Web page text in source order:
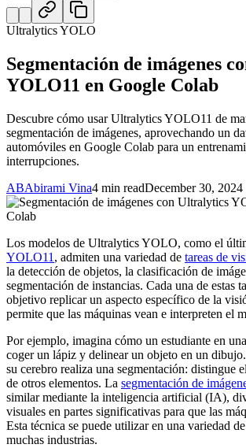
Ultralytics YOLO
Segmentación de imágenes
YOLO11 en Google Colab
Descubre cómo usar Ultralytics YOLO11 de
segmentación de imágenes, aprovechando un
automóviles en Google Colab para un
interrupciones.
ABAbirami Vina4 min readDecember 30, 2024
Los modelos de Ultralytics YOLO, como el
YOLO11 , admiten una variedad de tareas de
la detección de objetos, la clasificación de
segmentación de instancias. Cada una de estas
objetivo replicar un aspecto específico de la
permite que las máquinas vean e interpreten el
Por ejemplo, imagina cómo un estudiante en
coger un lápiz y delinear un objeto en un dibujo.
su cerebro realiza una segmentación: distingue
de otros elementos. La segmentación de
similar mediante la inteligencia artificial (IA),
visuales en partes significativas para que las
Esta técnica se puede utilizar en una variedad
muchas industrias.